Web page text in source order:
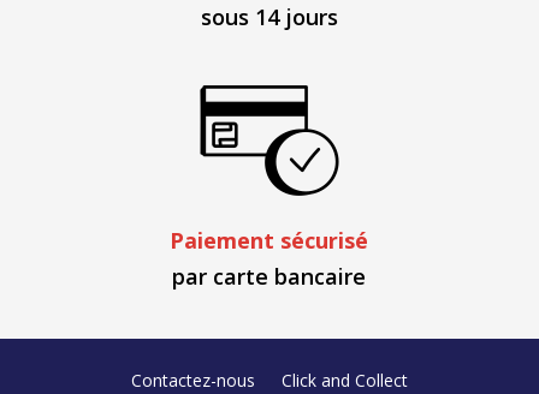
sous 14 jours
Paiement sécurisé
par carte bancaire
Contactez-nous Click and Collect